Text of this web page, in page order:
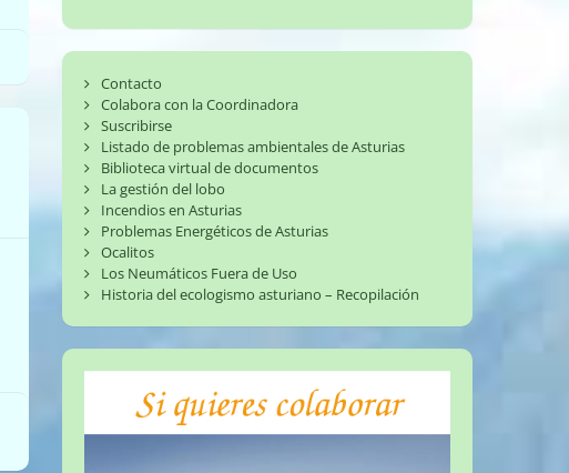
Contacto
Colabora con la Coordinadora
Suscribirse
Listado de problemas ambientales de Asturias
Biblioteca virtual de documentos
La gestión del lobo
Incendios en Asturias
Problemas Energéticos de Asturias
Ocalitos
Los Neumáticos Fuera de Uso
Historia del ecologismo asturiano – Recopilación